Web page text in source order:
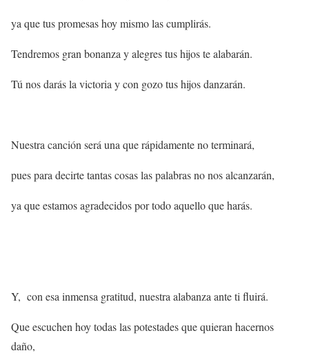
ya que tus promesas hoy mismo las cumplirás.
Tendremos gran bonanza y alegres tus hijos te alabarán.
Tú nos darás la victoria y con gozo tus hijos danzarán.
Nuestra canción será una que rápidamente no terminará,
pues para decirte tantas cosas las palabras no nos alcanzarán,
ya que estamos agradecidos por todo aquello que harás.
Y, con esa inmensa gratitud, nuestra alabanza ante ti fluirá.
Que escuchen hoy todas las potestades que quieran hacernos
daño,